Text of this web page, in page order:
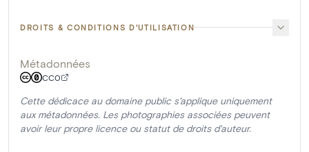
DROITS & CONDITIONS D'UTILISATION
Métadonnées
CC0
Cette dédicace au domaine public s'applique uniquement
aux métadonnées. Les photographies associées peuvent
avoir leur propre licence ou statut de droits d'auteur.